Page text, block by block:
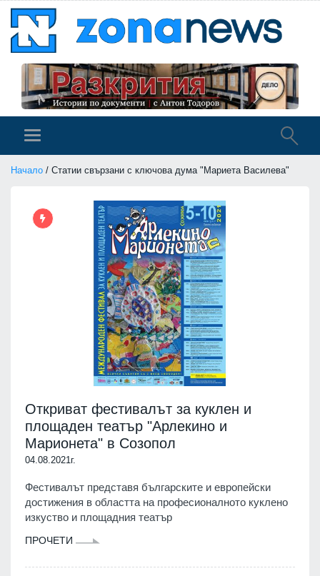
Начало / Статии свързани с ключова дума "Мариета Василева"
Откриват фестивалът за куклен и
площаден театър "Арлекино и
Марионета" в Созопол
04.08.2021г.
Фестивалът представя българските и европейски
достижения в областта на професионалното куклено
изкуство и площадния театър
ПРОЧЕТИ